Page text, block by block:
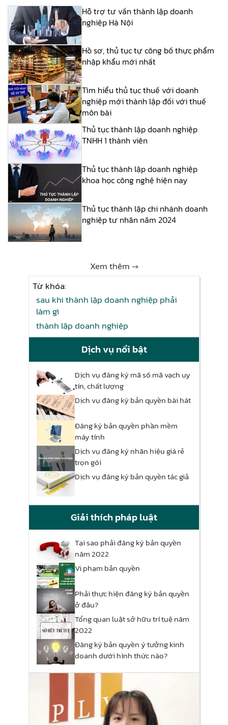
Hỗ trợ tư vấn thành lập doanh
nghiệp Hà Nội
Hồ sơ, thủ tục tự công bố thực phẩm
nhập khẩu mới nhất
Tìm hiểu thủ tục thuế với doanh
nghiệp mới thành lập đối với thuế
môn bài
Thủ tục thành lập doanh nghiệp
TNHH 1 thành viên
Thủ tục thành lập doanh nghiệp
khoa học công nghệ hiện nay
Thủ tục thành lập chi nhánh doanh
nghiệp tư nhân năm 2024
Xem thêm →
Từ khóa:
sau khi thành lập doanh nghiệp phải
làm gì
thành lập doanh nghiệp
Dịch vụ nổi bật
Dịch vụ đăng ký mã số mã vạch uy
tín, chất lượng
Dịch vụ đăng ký bản quyền bài hát
Đăng ký bản quyền phần mềm
máy tính
Dịch vụ đăng ký nhãn hiệu giá rẻ
trọn gói
Dịch vụ đăng ký bản quyền tác giả
Giải thích pháp luật
Tại sao phải đăng ký bản quyền
năm 2022
Vi phạm bản quyền
Phải thực hiện đăng ký bản quyền
ở đâu?
Tổng quan luật sở hữu trí tuệ năm
2022
Đăng ký bản quyền ý tưởng kinh
doanh dưới hình thức nào?